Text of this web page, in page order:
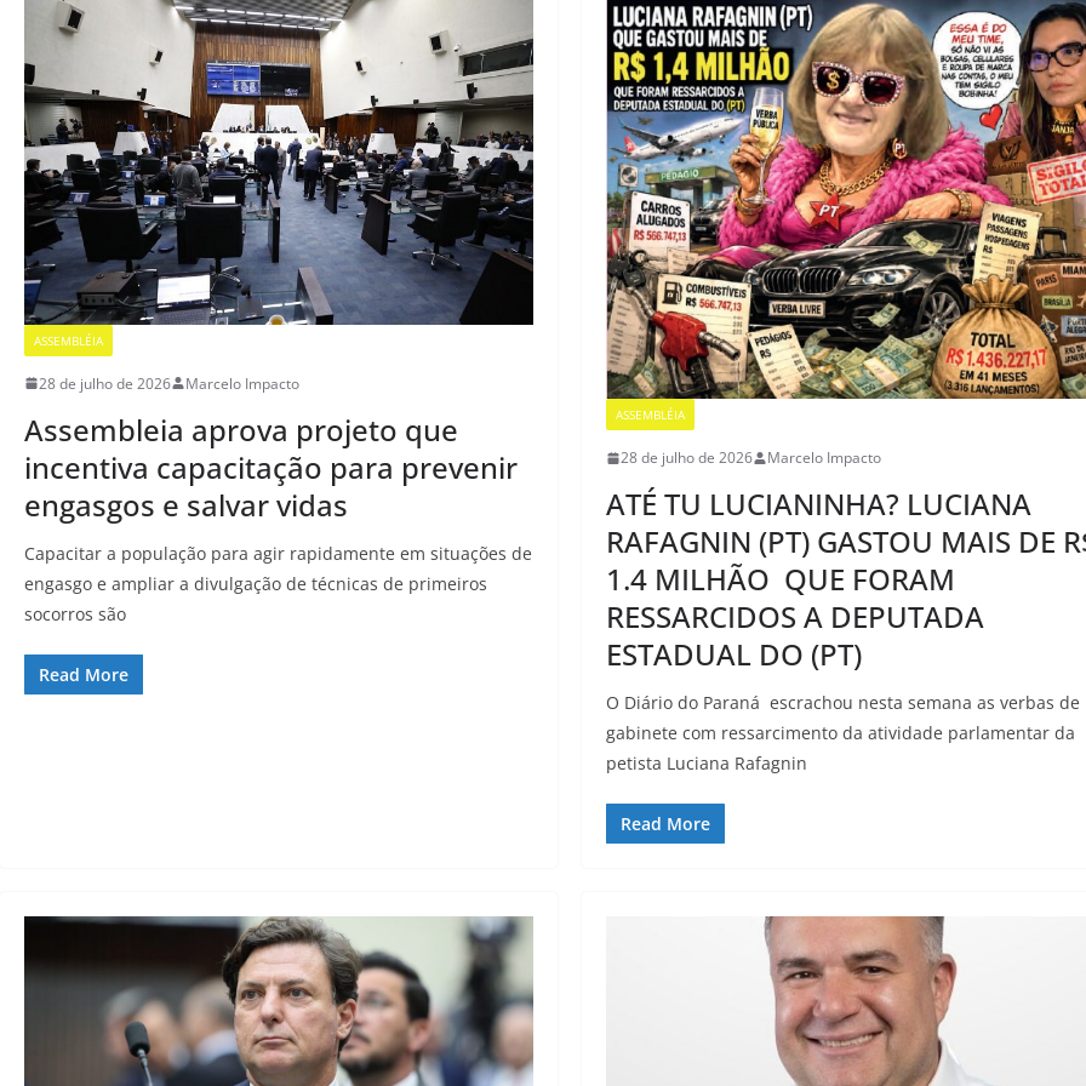
ASSEMBLÉIA
28 de julho de 2026 Marcelo Impacto
Assembleia aprova projeto que
incentiva capacitação para prevenir
engasgos e salvar vidas
Capacitar a população para agir rapidamente em situações de
engasgo e ampliar a divulgação de técnicas de primeiros
socorros são
Read More
ASSEMBLÉIA
28 de julho de 2026 Marcelo Impacto
ATÉ TU LUCIANINHA? LUCIANA
RAFAGNIN (PT) GASTOU MAIS DE
1.4 MILHÃO QUE FORAM
RESSARCIDOS A DEPUTADA
ESTADUAL DO (PT)
O Diário do Paraná escrachou nesta semana as verbas de
gabinete com ressarcimento da atividade parlamentar da
petista Luciana Rafagnin
Read More